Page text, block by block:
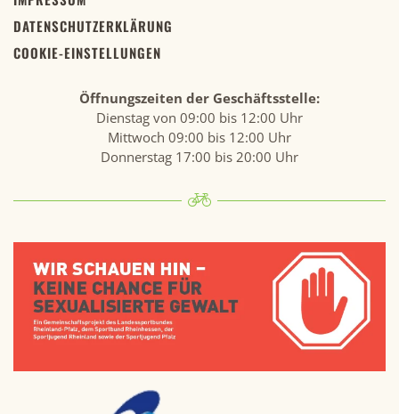
DATENSCHUTZERKLÄRUNG
COOKIE-EINSTELLUNGEN
Öffnungszeiten der Geschäftsstelle:
Dienstag von 09:00 bis 12:00 Uhr
Mittwoch 09:00 bis 12:00 Uhr
Donnerstag 17:00 bis 20:00 Uhr